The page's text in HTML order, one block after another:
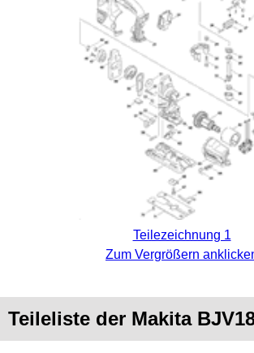
Teilezeichnung 1
Zum Vergrößern
Teileliste der Makita